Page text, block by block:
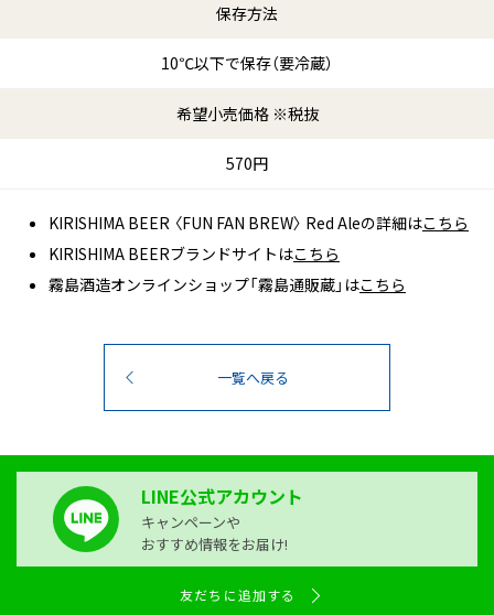
保存方法
10℃以下で保存（要冷蔵）
希望小売価格 ※税抜
570円
KIRISHIMA BEER 〈FUN FAN BREW〉 Red Aleの詳細はこちら
KIRISHIMA BEERブランドサイトはこちら
霧島酒造オンラインショップ「霧島通販蔵」はこちら
一覧へ戻る
LINE公式アカウント
キャンペーンや
おすすめ情報をお届け!
友だちに追加する